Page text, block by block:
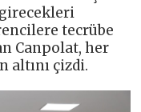
tecrübe
Canpolat, her
altını çizdi.